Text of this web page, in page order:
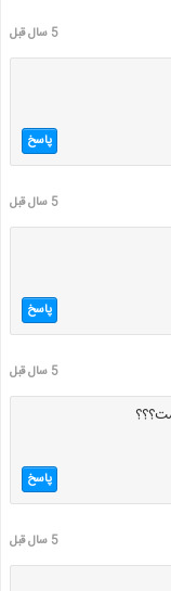
5 سال قبل
پاسخ
5 سال قبل
پاسخ
5 سال قبل
پاسخ
5 سال قبل